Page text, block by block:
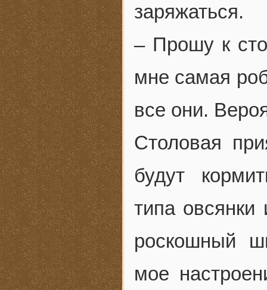
заряжаться.
– Прошу к
мне самая
все они.
Столовая
будут
типа
роскошный
мое